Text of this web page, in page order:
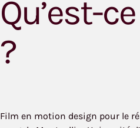
Qu’est-
?
Film en motion design pour le